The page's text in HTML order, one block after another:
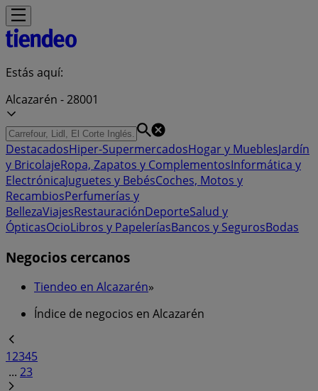
Estás aquí:
Alcazarén - 28001
DestacadosHiper-SupermercadosHogar y MueblesJardín
y BricolajeRopa, Zapatos y ComplementosInformática y
ElectrónicaJuguetes y BebésCoches, Motos y
RecambiosPerfumerías y
BellezaViajesRestauraciónDeporteSalud y
ÓpticasOcioLibros y PapeleríasBancos y SegurosBodas
Negocios cercanos
Tiendeo en Alcazarén»
Índice de negocios en Alcazarén
12345
... 23